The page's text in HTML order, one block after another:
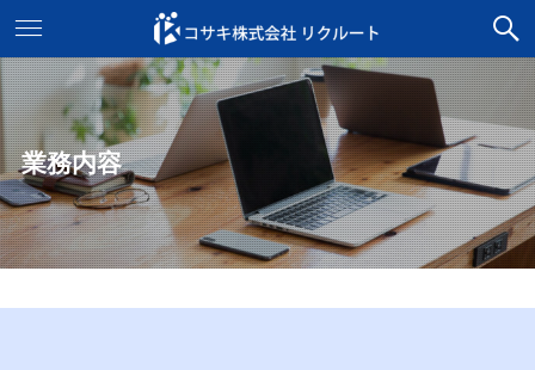
業務内容